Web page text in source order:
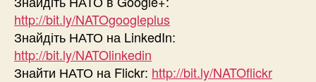
http://bit.ly/NATOgoogleplus
Знайдіть НАТО на LinkedIn:
http://bit.ly/NATOlinkedin
Знайти НАТО на Flickr: http://bit.ly/NATOflickr